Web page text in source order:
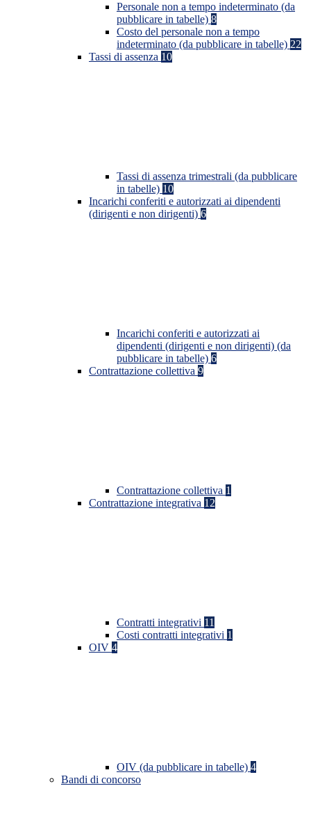
Personale non a tempo indeterminato (da
pubblicare in tabelle) 8
Costo del personale non a tempo
indeterminato (da pubblicare in tabelle) 22
Tassi di assenza 10
Tassi di assenza trimestrali (da pubblicare
in tabelle) 10
Incarichi conferiti e autorizzati ai dipendenti
(dirigenti e non dirigenti) 6
Incarichi conferiti e autorizzati ai
dipendenti (dirigenti e non dirigenti) (da
pubblicare in tabelle) 6
Contrattazione collettiva 9
Contrattazione collettiva 1
Contrattazione integrativa 12
Contratti integrativi 11
Costi contratti integrativi 1
OIV 4
OIV (da pubblicare in tabelle) 4
Bandi di concorso